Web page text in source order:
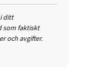
ditt
som faktiskt
och avgifter.